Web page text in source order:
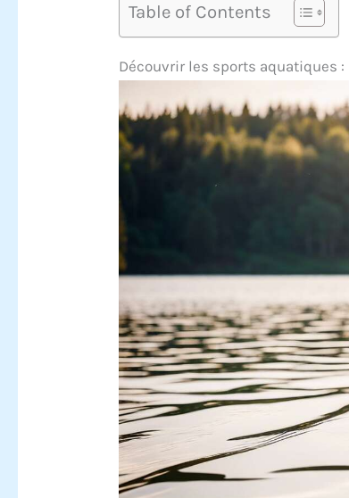
Table of Contents
Découvrir les sports aquatiques :